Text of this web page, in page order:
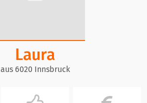
Laura
aus 6020 Innsbruck